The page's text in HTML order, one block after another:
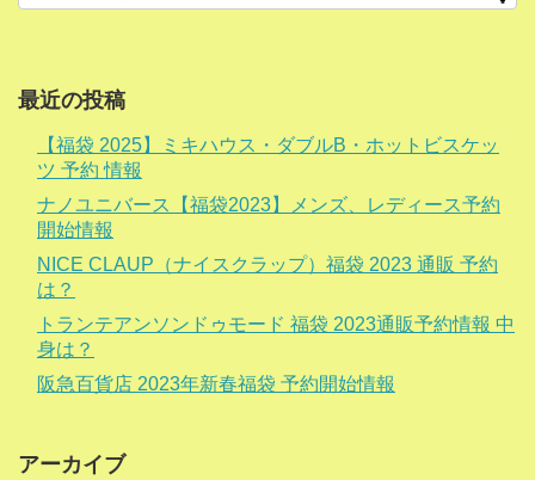
最近の投稿
【福袋 2025】ミキハウス・ダブルB・ホットビスケッ
ツ 予約 情報
ナノユニバース【福袋2023】メンズ、レディース予約
開始情報
NICE CLAUP（ナイスクラップ）福袋 2023 通販 予約
は？
トランテアンソンドゥモード 福袋 2023通販予約情報 中
身は？
阪急百貨店 2023年新春福袋 予約開始情報
アーカイブ